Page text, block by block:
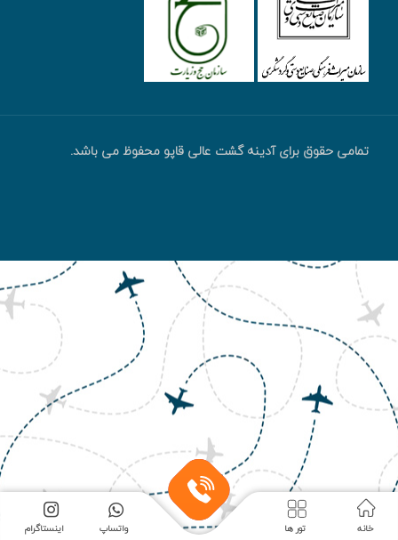
تمامی حقوق برای آدینه گشت عالی قاپو محفوظ می باشد.
واتساپ اینستاگرام خانه تور ها